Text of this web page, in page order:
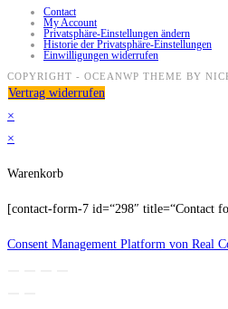
Contact
My Account
Privatsphäre-Einstellungen ändern
Historie der Privatsphäre-Einstellungen
Einwilligungen widerrufen
COPYRIGHT - OCEANWP THEME BY
Vertrag widerrufen
×
×
Warenkorb
[contact-form-7 id=“298″ title=“Contact
Consent Management Platform von Real